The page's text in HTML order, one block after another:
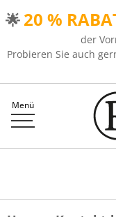
🌟 20 %
der
Probieren Sie auch
Menü